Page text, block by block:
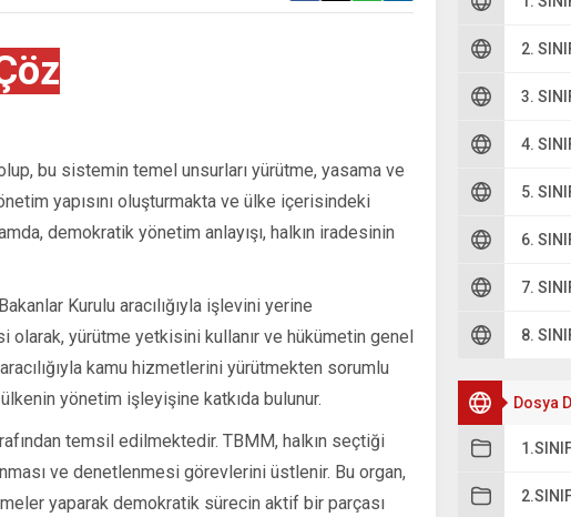
2.
3.
4.
5.
6.
7.
8.
Dosya
bu sistemin temel unsurları yürütme, yasama ve
yapısını oluşturmakta ve ülke içerisindeki
demokratik yönetim anlayışı, halkın iradesinin
Kurulu aracılığıyla işlevini yerine
yürütme yetkisini kullanır ve hükümetin genel
kamu hizmetlerini yürütmekten sorumlu
yönetim işleyişine katkıda bulunur.
temsil edilmektedir. TBMM, halkın seçtiği
ve denetlenmesi görevlerini üstlenir. Bu organ,
yaparak demokratik sürecin aktif bir parçası